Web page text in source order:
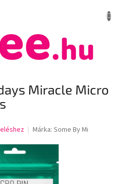
KOSÁR
Miracle Micro
Márka: Some By Mi